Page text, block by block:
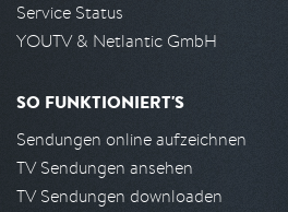
Service Status
YOUTV & Netlantic GmbH
SO FUNKTIONIERT'S
Sendungen online aufzeichnen
TV Sendungen ansehen
TV Sendungen downloaden